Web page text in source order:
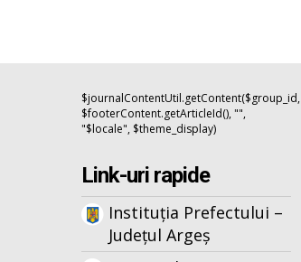
$journalContentUtil.getContent($group_id,
$footerContent.getArticleId(), "",
"$locale", $theme_display)
Link-uri rapide
Instituția Prefectului –
Județul Argeș